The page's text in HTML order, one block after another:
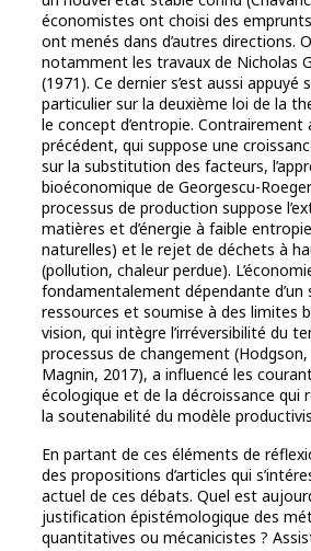
économistes ont choisi des
ont menés dans d’autres directions.
notamment les travaux de Nicholas
(1971). Ce dernier s’est aussi appuyé
particulier sur la deuxième loi de la
le concept d’entropie. Contrairement
précédent, qui suppose une
sur la substitution des facteurs,
bioéconomique de Georgescu-
processus de production suppose
matières et d’énergie à faible
naturelles) et le rejet de déchets à
(pollution, chaleur perdue).
fondamentalement dépendante d’un
ressources et soumise à des limites
vision, qui intègre l’irréversibilité du
processus de changement
Magnin, 2017), a influencé les
écologique et de la décroissance qui
la soutenabilité du modèle
En partant de ces éléments de
des propositions d’articles qui
actuel de ces débats. Quel est
justification épistémologique des
quantitatives ou mécanicistes ?